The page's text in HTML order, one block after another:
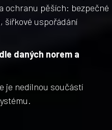
ochranu pěších: bezpečné
šířkové uspořádání
daných norem a
je nedílnou součástí